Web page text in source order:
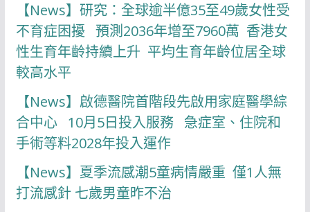
【News】研究：全球逾半億35至49歲女性受
不育症困擾 預測2036年增至7960萬 香港女
性生育年齡持續上升 平均生育年齡位居全球
較高水平
【News】啟德醫院首階段先啟用家庭醫學綜
合中心 10月5日投入服務 急症室、住院和
手術等料2028年投入運作
【News】夏季流感潮5童病情嚴重 僅1人無
打流感針 七歲男童昨不治